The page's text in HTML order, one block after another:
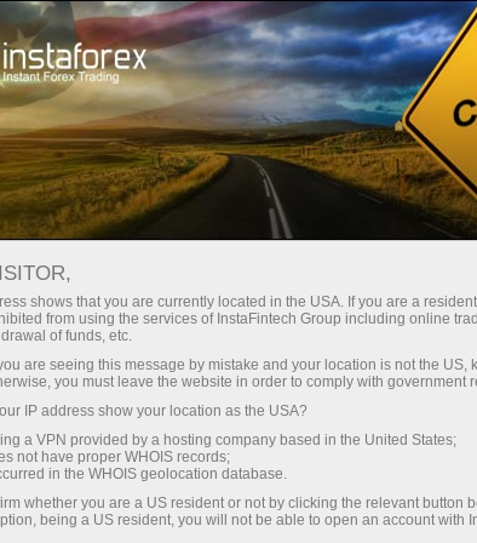
торговый счёт Торговые платформы
Инвесторам Партнерам
WebTrader: веб-терминалы
10.04.2023 16:07
InstaForex WebTrader: веб-
shows that you are currently located in the USA. If you are a
from using the services of InstaFintech Group including online
of funds, etc.
are seeing this message by mistake and your location is not the US,
you must leave the website in order to comply with government
IP address show your location as the USA?
a VPN provided by a hosting company based in the United States;
not have proper WHOIS records;
in the WHOIS geolocation database.
whether you are a US resident or not by clicking the relevant button
being a US resident, you will not be able to open an account with